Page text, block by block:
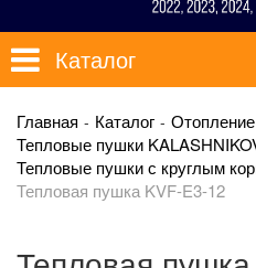
Каталог
Главная Каталог Отопление
Тепловые пушки
Тепловые пушки с круглым
Тепловая пушка KVF-E3-12